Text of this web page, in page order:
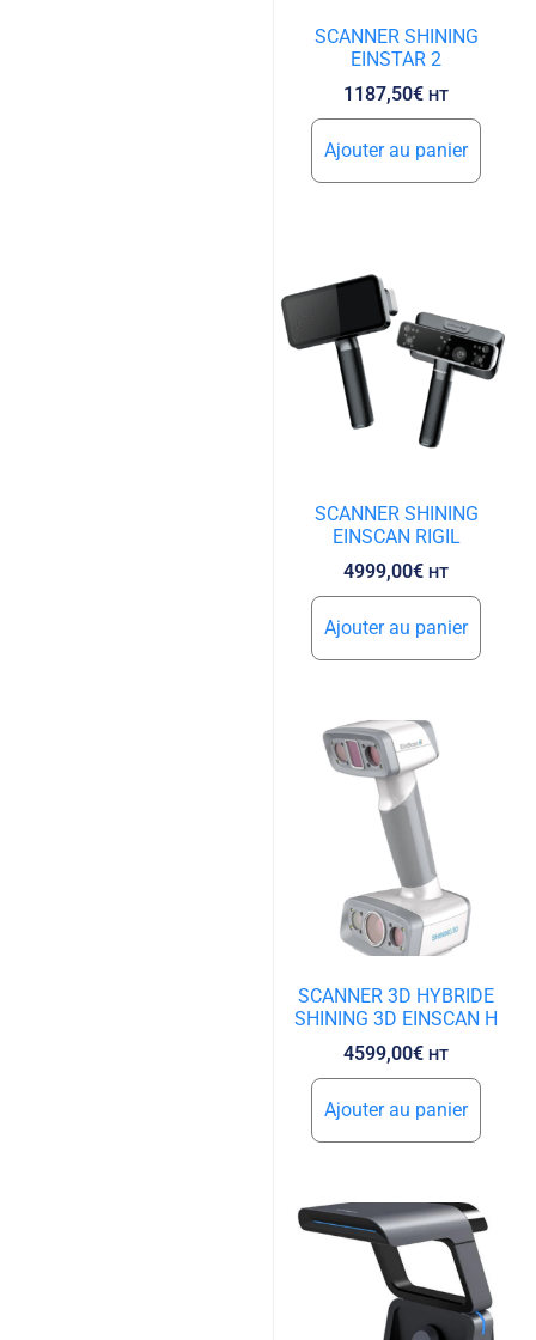
SCANNER SHINING
EINSTAR 2
1187,50€ HT
Ajouter au panier
SCANNER SHINING
EINSCAN RIGIL
4999,00€ HT
Ajouter au panier
SCANNER 3D HYBRIDE
SHINING 3D EINSCAN H
4599,00€ HT
Ajouter au panier